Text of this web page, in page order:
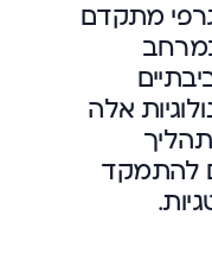
מתקדם
אלה
להתמקד